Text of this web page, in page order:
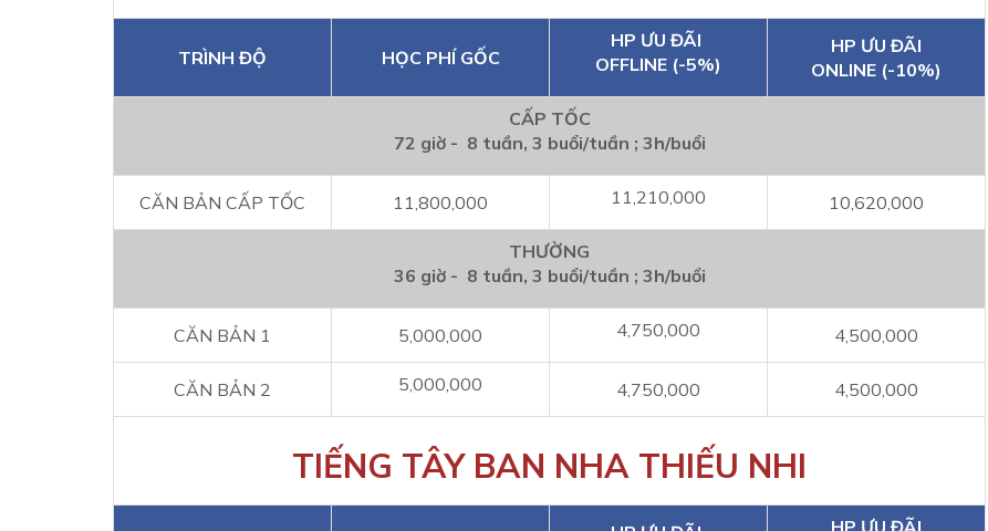
TRÌNH ĐỘ HỌC PHÍ GỐC
HP ƯU ĐÃI
OFFLINE (-5%)
HP ƯU ĐÃI
ONLINE (-10%)
CẤP TỐC
72 giờ - 8 tuần, 3 buổi/tuần ; 3h/buổi
CĂN BẢN CẤP TỐC 11,800,000 11,210,000 10,620,000
THƯỜNG
36 giờ - 8 tuần, 3 buổi/tuần ; 3h/buổi
CĂN BẢN 1 5,000,000 4,750,000 4,500,000
CĂN BẢN 2 5,000,000 4,750,000 4,500,000
TIẾNG TÂY BAN NHA THIẾU NHI
HP ƯU ĐÃI